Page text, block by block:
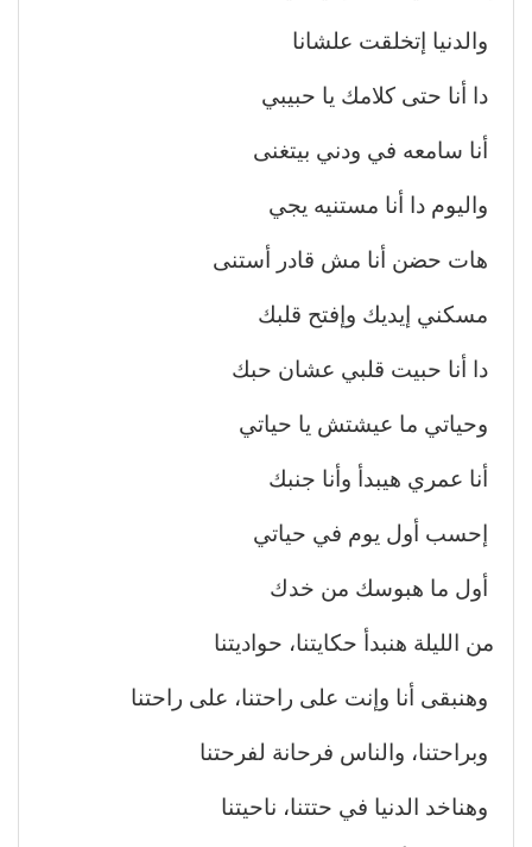
والدنيا إتخلقت علشانا
دا أنا حتى كلامك يا حبيبي
أنا سامعه في ودني بيتغنى
واليوم دا أنا مستنيه يجي
هات حضن أنا مش قادر أستنى
مسكني إيديك وإفتح قلبك
دا أنا حبيت قلبي عشان حبك
وحياتي ما عيشتش يا حياتي
أنا عمري هيبدأ وأنا جنبك
إحسب أول يوم في حياتي
أول ما هبوسك من خدك
من الليلة هنبدأ حكايتنا، حواديتنا
وهنبقى أنا وإنت على راحتنا، على راحتنا
وبراحتنا، والناس فرحانة لفرحتنا
وهناخد الدنيا في حتتنا، ناحيتنا